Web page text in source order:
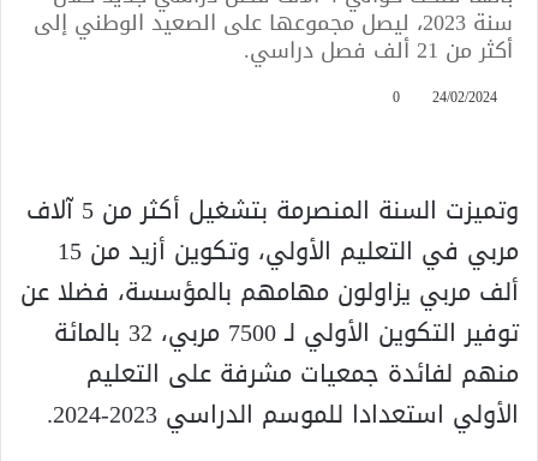
سنة 2023، ليصل مجموعها على الصعيد الوطني إلى
أكثر من 21 ألف فصل دراسي.
24/02/2024
0
وتميزت السنة المنصرمة بتشغيل أكثر من 5 آلاف
مربي في التعليم الأولي، وتكوين أزيد من 15
ألف مربي يزاولون مهامهم بالمؤسسة، فضلا عن
توفير التكوين الأولي لـ 7500 مربي، 32 بالمائة
منهم لفائدة جمعيات مشرفة على التعليم
الأولي استعدادا للموسم الدراسي 2023-2024.